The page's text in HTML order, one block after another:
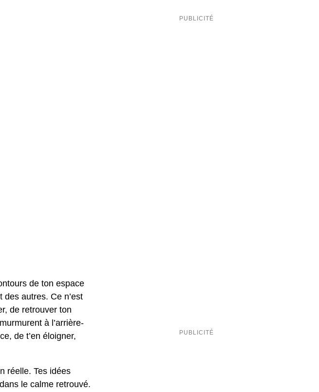
de ton espace
autres. Ce n’est
de retrouver ton
à l’arrière-
de t’en éloigner,
réelle. Tes idées
le calme retrouvé.